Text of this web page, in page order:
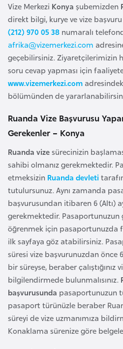
Vize Merkezi Konya şubemizden
direkt bilgi, kurye ve vize
(212) 970 05 38 numaralı
afrika@vizemerkezi.com
geçebilirsiniz. Ziyaretçilerimizin
soru cevap yapması için
www.vizemerkezi.com
bölümünden de
Ruanda Vize Başvurusu
Gerekenler – Konya
Ruanda vizesürecinizin
sahibi olmanız gerekmektedir.
etmeksizin Ruanda devleti
tutulursunuz. Aynı zamanda
başvurusundan itibaren 6 (Altı)
gerekmektedir. Pasaportunuzun
öğrenmek için pasaportunuzda
ilk sayfaya göz atabilirsiniz.
süresi vize başvurunuzdan önce
bir süreyse, beraber çalıştığınız
bilgilendirmede bulunmalısınız.
başvurusunda pasaportunuzun
pasaport türünüzle beraber
süreyi de vize uzmanımıza
Konaklama sürenize göre
l
a
r
u
s
B
e
l
k
a
B
e
n
i
n
B
o
s